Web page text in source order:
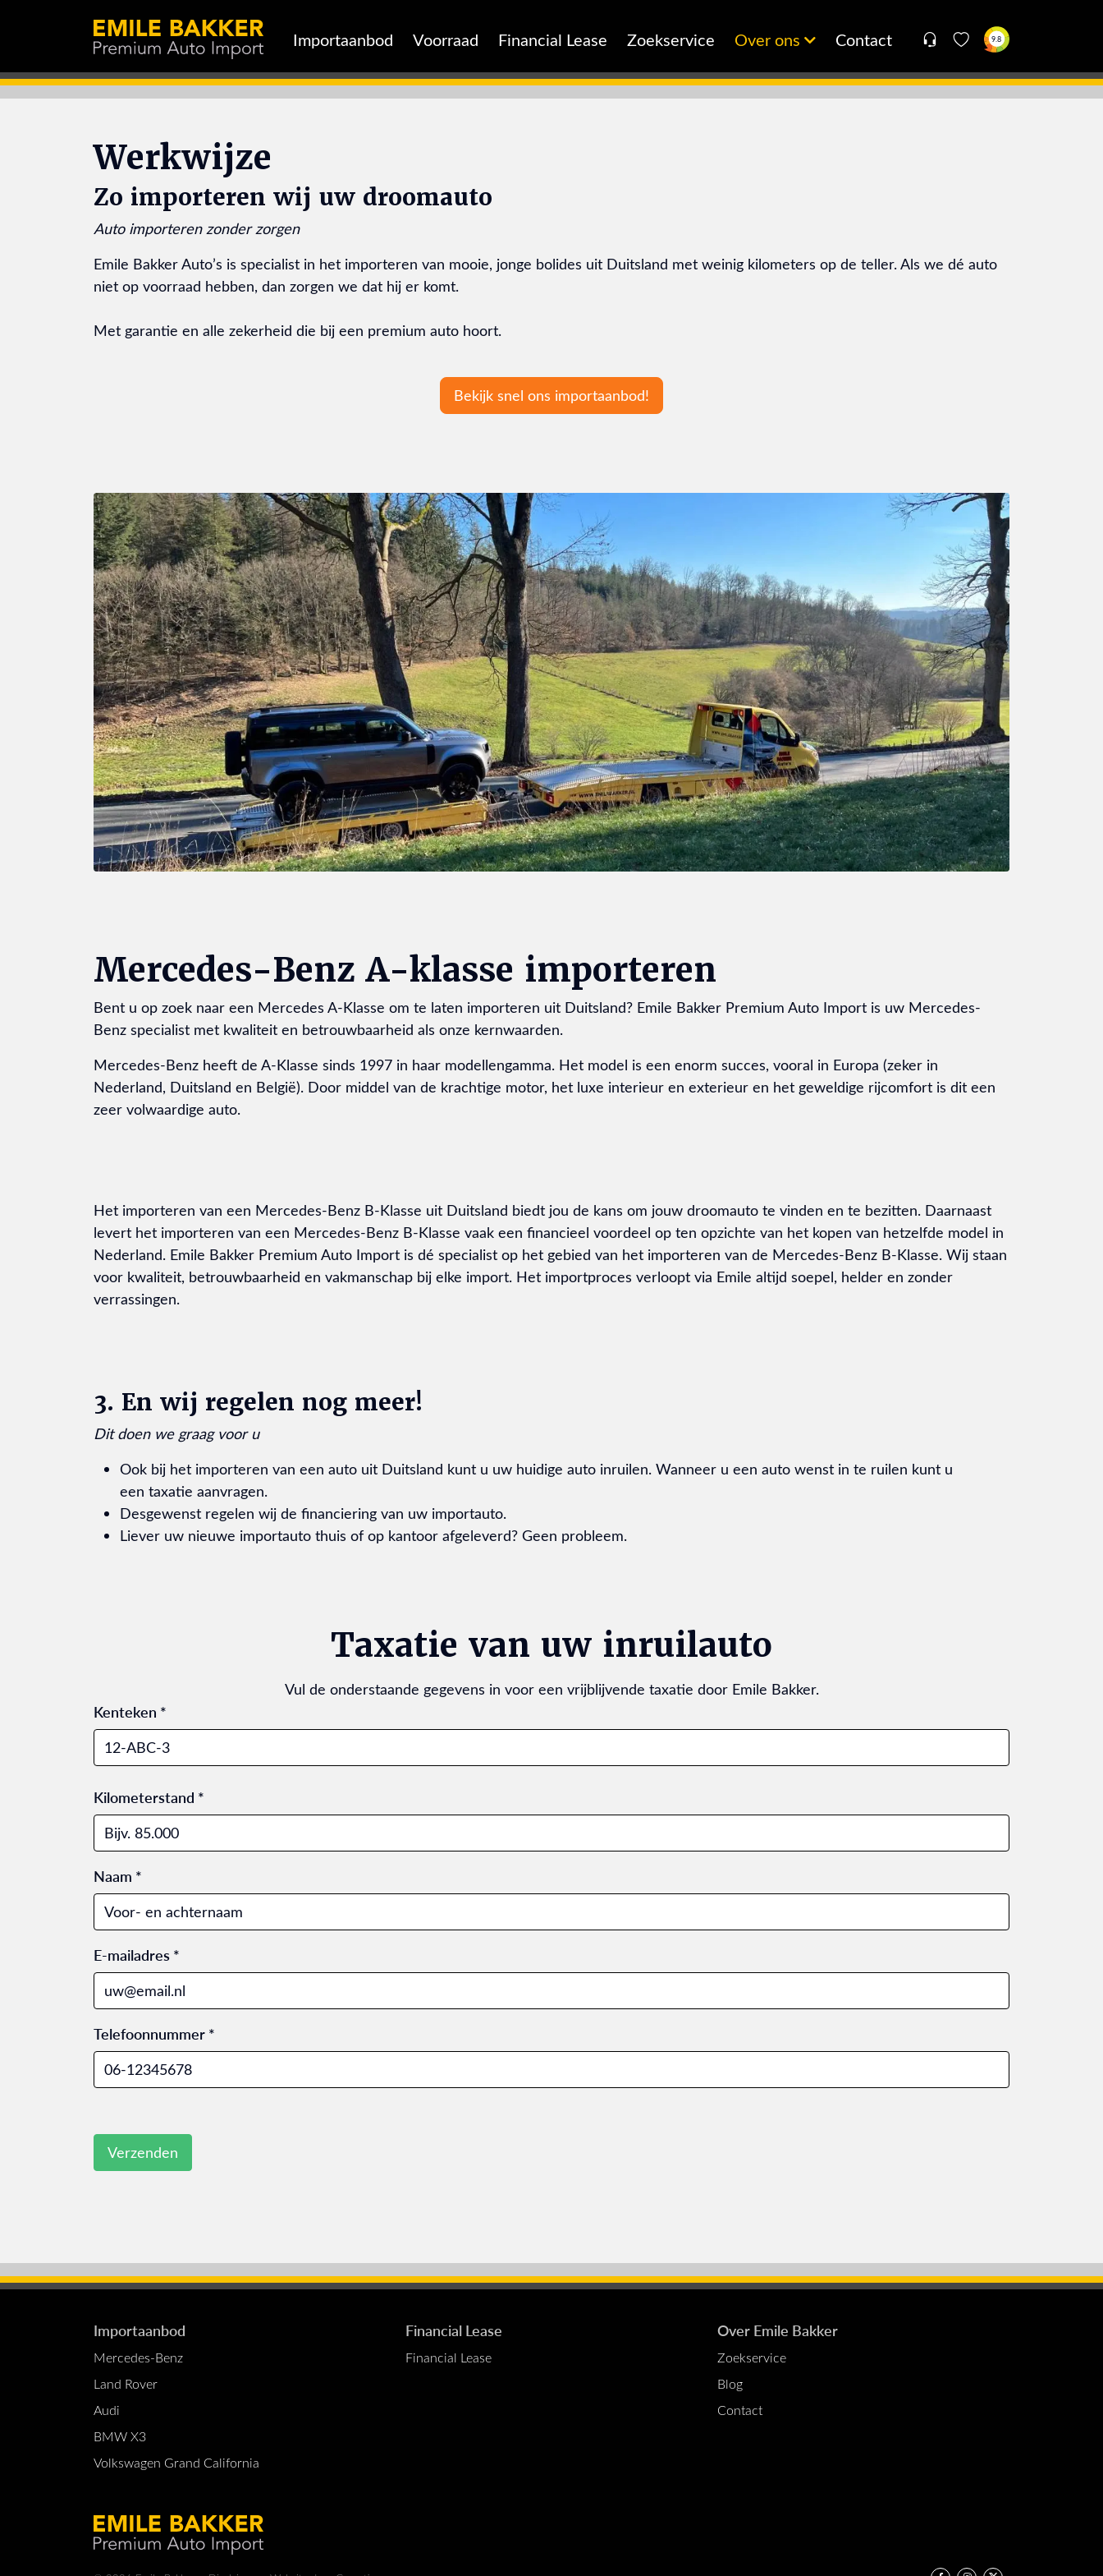
Importaanbod Voorraad Financial Lease Zoekservice Over ons Contact 9.8
Werkwijze
Zo importeren wij uw droomauto
Auto importeren zonder zorgen
Emile Bakker Auto’s is specialist in het importeren van mooie, jonge bolides uit Duitsland met weinig kilometers op de teller. Als we dé auto
niet op voorraad hebben, dan zorgen we dat hij er komt.
Met garantie en alle zekerheid die bij een premium auto hoort.
Bekijk snel ons importaanbod!
Mercedes-Benz A-klasse importeren
Bent u op zoek naar een Mercedes A-Klasse om te laten importeren uit Duitsland? Emile Bakker Premium Auto Import is uw Mercedes-
Benz specialist met kwaliteit en betrouwbaarheid als onze kernwaarden.
Mercedes-Benz heeft de A-Klasse sinds 1997 in haar modellengamma. Het model is een enorm succes, vooral in Europa (zeker in
Nederland, Duitsland en België). Door middel van de krachtige motor, het luxe interieur en exterieur en het geweldige rijcomfort is dit een
zeer volwaardige auto.
Het importeren van een Mercedes-Benz B-Klasse uit Duitsland biedt jou de kans om jouw droomauto te vinden en te bezitten. Daarnaast
levert het importeren van een Mercedes-Benz B-Klasse vaak een financieel voordeel op ten opzichte van het kopen van hetzelfde model in
Nederland. Emile Bakker Premium Auto Import is dé specialist op het gebied van het importeren van de Mercedes-Benz B-Klasse. Wij staan
voor kwaliteit, betrouwbaarheid en vakmanschap bij elke import. Het importproces verloopt via Emile altijd soepel, helder en zonder
verrassingen.
3. En wij regelen nog meer!
Dit doen we graag voor u
Ook bij het importeren van een auto uit Duitsland kunt u uw huidige auto inruilen. Wanneer u een auto wenst in te ruilen kunt u
een taxatie aanvragen.
Desgewenst regelen wij de financiering van uw importauto.
Liever uw nieuwe importauto thuis of op kantoor afgeleverd? Geen probleem.
Taxatie van uw inruilauto
Vul de onderstaande gegevens in voor een vrijblijvende taxatie door Emile Bakker.
Kenteken *
Kilometerstand *
Naam *
E-mailadres *
Telefoonnummer *
Verzenden
Importaanbod
Mercedes-Benz
Land Rover
Audi
BMW X3
Volkswagen Grand California
Financial Lease
Financial Lease
Over Emile Bakker
Zoekservice
Blog
Contact